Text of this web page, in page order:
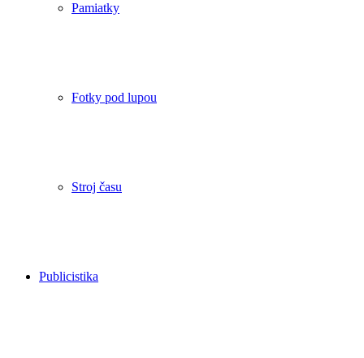
Pamiatky
Fotky pod lupou
Stroj času
Publicistika